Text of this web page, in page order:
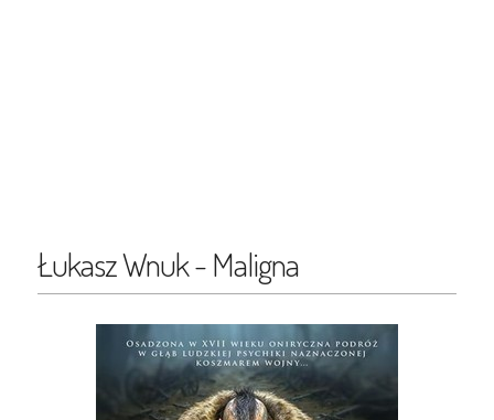
Łukasz Wnuk - Maligna